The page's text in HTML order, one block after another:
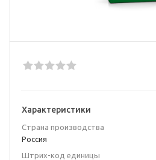
Характеристики
Страна производства
Poccия
Штрих-код единицы